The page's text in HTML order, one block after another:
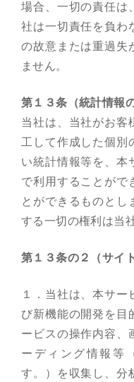
場合、一切の責任は
社は一切責任を負わ
の故意または重過失
ません。
第１３条（統計情報
当社は、当社がお客
工して作成した個別
い統計情報等を、本
で利用することがで
とができるものとし
する一切の権利は当
第１３条の２（サイ
１．当社は、本サー
び新機能の開発を目
ービスの操作内容、
ーディング情報等
す。）を収集し、分